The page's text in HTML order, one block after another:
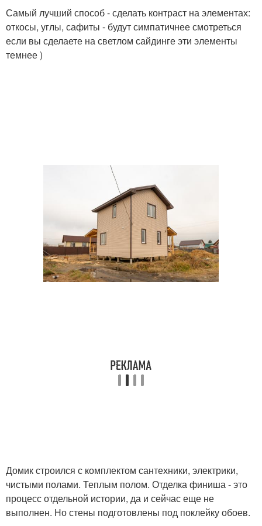
Самый лучший способ - сделать контраст на элементах:
откосы, углы, сафиты - будут симпатичнее смотреться
если вы сделаете на светлом сайдинге эти элементы
темнее )
Домик строился с комплектом сантехники, электрики,
чистыми полами. Теплым полом. Отделка финиша - это
процесс отдельной истории, да и сейчас еще не
выполнен. Но стены подготовлены под поклейку обоев.